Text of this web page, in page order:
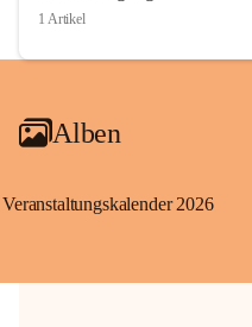
1 Artikel
Alben
Veranstaltungskalender 2026